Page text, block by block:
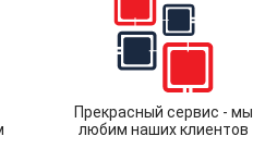
Прекрасный сервис - мы
любим наших клиентов